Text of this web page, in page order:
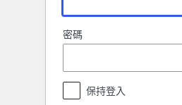
密碼
保持登入